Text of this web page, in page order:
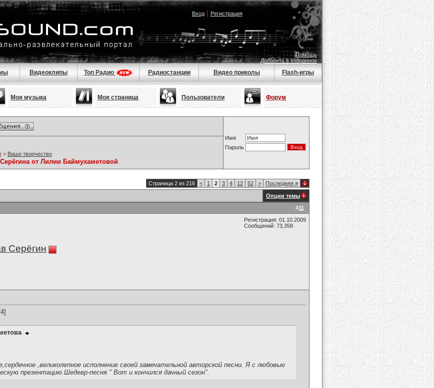
Вход| Регистрация
Помощь
Добавить в избранное
Видеоклипы Топ Радио Радиостанции Видео приколы Flash-игры
Моя музыка Моя страница Пользователи Форум
Имя
Пароль
> Ваше творчество
от Лилии Баймухаметовой
Страница 2 из 216 < 1 2 3 4 12 52 > Последняя »
Опции темы
#11
Серёгин
Регистрация: 01.10.2009
Сообщений: 73,358
,великолепное исполнение своей замечательной авторской песни. Я с любовью
презентацию.Шедевр-песня " Вот и кончился дачный сезон".